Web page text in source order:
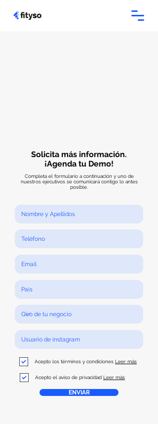
Solicita más información.
¡Agenda tu Demo!
Completa el formulario a continuación y uno de
nuestros ejecutivos se comunicará contigo lo antes
posible.
Acepto los términos y condiciones Leer más
Acepto el aviso de privacidad Leer más
ENVIAR